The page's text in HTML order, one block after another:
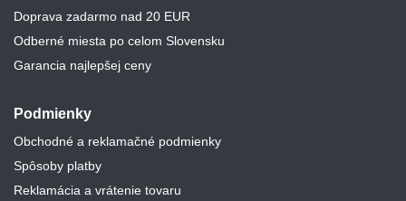
Doprava zadarmo nad 20 EUR
Odberné miesta po celom Slovensku
Garancia najlepšej ceny
Podmienky
Obchodné a reklamačné podmienky
Spôsoby platby
Reklamácia a vrátenie tovaru